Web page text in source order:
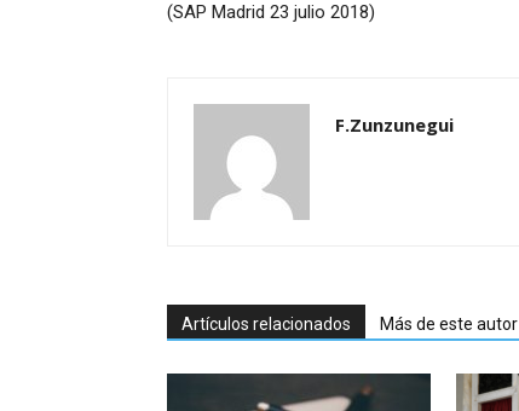
(SAP Madrid 23 julio 2018)
F.Zunzunegui
Artículos relacionados Más de este autor